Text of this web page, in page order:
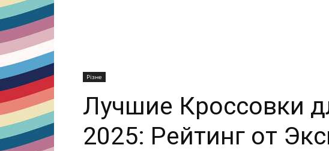
Різне
Лучшие Кроссовки
2025: Рейтинг от